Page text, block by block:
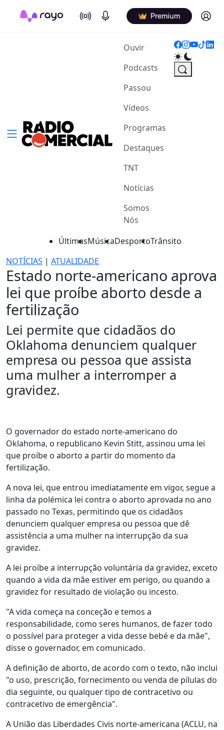
On Air Podcasts Premium Log in
Ouvir(current)
Podcasts
Passou
Vídeos
Programas
Destaques
TNT
Notícias
Somos
Nós
ÚltimasMúsicaDesportoTrânsito
NOTÍCIAS | ATUALIDADE
Estado norte-americano aprova
lei que proíbe aborto desde a
fertilização
Lei permite que cidadãos do
Oklahoma denunciem qualquer
empresa ou pessoa que assista
uma mulher a interromper a
gravidez.
O governador do estado norte-americano do
Oklahoma, o republicano Kevin Stitt, assinou uma lei
que proíbe o aborto a partir do momento da
fertilização.
A nova lei, que entrou imediatamente em vigor, segue a
linha da polémica lei contra o aborto aprovada no ano
passado no Texas, permitindo que os cidadãos
denunciem qualquer empresa ou pessoa que dê
assistência a uma mulher na interrupção da sua
gravidez.
A lei proíbe a interrupção voluntária da gravidez, exceto
quando a vida da mãe estiver em perigo, ou quando a
gravidez for resultado de violação ou incesto.
"A vida começa na conceção e temos a
responsabilidade, como seres humanos, de fazer todo
o possível para proteger a vida desse bebé e da mãe",
disse o governador, em comunicado.
A definição de aborto, de acordo com o texto, não inclui
"o uso, prescrição, fornecimento ou venda de pílulas do
dia seguinte, ou qualquer tipo de contracetivo ou
contracetivo de emergência".
A União das Liberdades Civis norte-americana (ACLU, na